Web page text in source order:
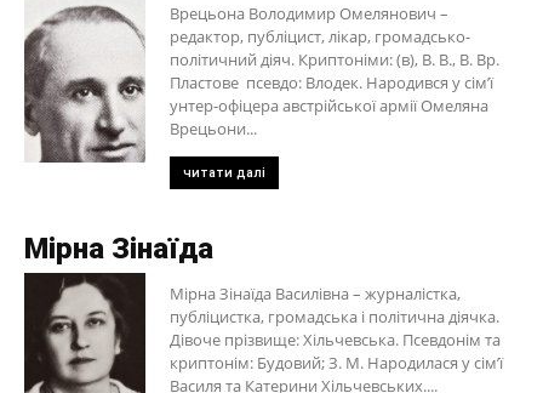
Врецьона Володимир Омелянович –
редактор, публіцист, лікар, громадсько-
політичний діяч. Криптоніми: (в), В. В., В. Вр.
Пластове псевдо: Влодек. Народився у сім’ї
унтер-офіцера австрійської армії Омеляна
Врецьони...
читати далі
Мірна Зінаїда
Мірна Зінаїда Василівна – журналістка,
публіцистка, громадська і політична діячка.
Дівоче прізвище: Хільчевська. Псевдонім та
криптонім: Будовий; З. М. Народилася у сім’ї
Василя та Катерини Хільчевських....